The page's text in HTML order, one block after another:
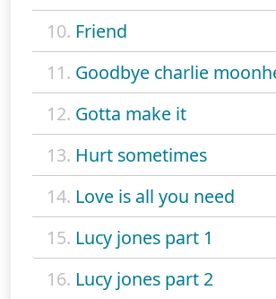
10. Friend
11. Goodbye charlie
12. Gotta make it
13. Hurt sometimes
14. Love is all you need
15. Lucy jones part 1
16. Lucy jones part 2